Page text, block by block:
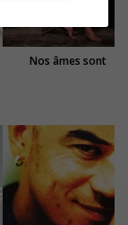
Nos âmes sont